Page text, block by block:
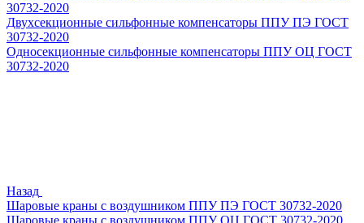
30732-2020
Двухсекционные сильфонные компенсаторы ППУ ПЭ ГОСТ
30732-2020
Односекционные сильфонные компенсаторы ППУ ОЦ ГОСТ
30732-2020
Назад
Шаровые краны с воздушником ППУ ПЭ ГОСТ 30732-2020
Шаровые краны с воздушником ППУ ОЦ ГОСТ 30732-2020